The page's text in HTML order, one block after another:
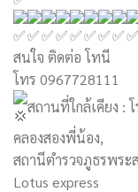
สนใจ ติดต่อ โทนี
โทร 0967728111
สถานที่ใกล้เคียง :
คลองสองพี่น้อง,
สถานีตำรวจภูธรพระ
Lotus express